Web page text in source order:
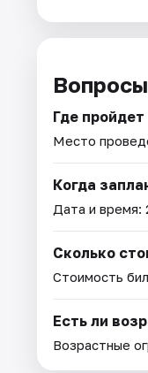
Где
Место
Когда
Дата и время:
Сколько
Стоимость
Есть ли
Возрастные